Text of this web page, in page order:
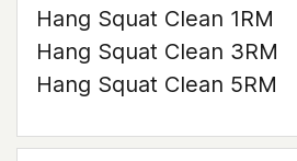
Hang Squat Clean 1RM
Hang Squat Clean 3RM
Hang Squat Clean 5RM